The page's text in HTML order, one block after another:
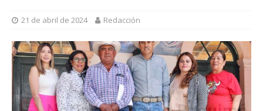
21 de abril de 2024 Redacción